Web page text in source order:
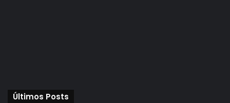
Últimos Posts